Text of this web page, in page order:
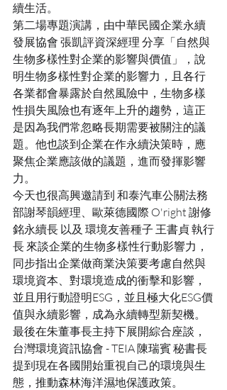
續生活。
第二場專題演講，由中華民國企業永續
發展協會 張凱評資深經理 分享「自然與
生物多樣性對企業的影響與價值」，說
明生物多樣性對企業的影響力，且各行
各業都會暴露於自然風險中，生物多樣
性損失風險也有逐年上升的趨勢，這正
是因為我們常忽略長期需要被關注的議
題。他也談到企業在作永續決策時，應
聚焦企業應該做的議題，進而發揮影響
力。
今天也很高興邀請到 和泰汽車公關法務
部謝琴韻經理、歐萊德國際 O'right 謝修
銘永續長 以及 環境友善種子 王書貞 執行
長 來談企業的生物多樣性行動影響力，
同步指出企業做商業決策要考慮自然與
環境資本、對環境造成的衝擊和影響，
並且用行動證明ESG，並且極大化ESG價
值與永續影響，成為永續轉型新契機。
最後在朱董事長主持下展開綜合座談，
台灣環境資訊協會 - TEIA 陳瑞賓 秘書長
提到現在各國開始重視自己的環境與生
態，推動森林海洋濕地保護政策。